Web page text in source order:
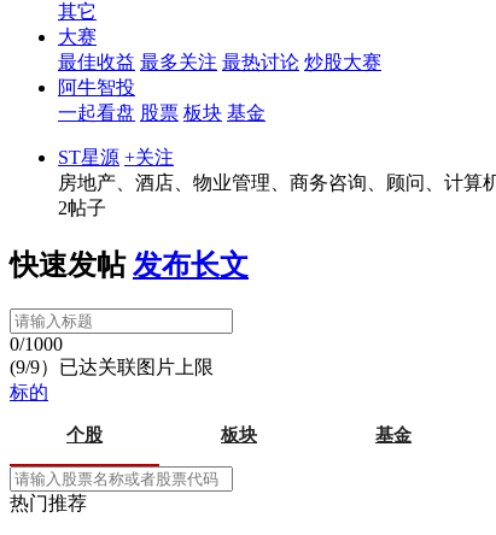
其它
大赛
最佳收益 最多关注 最热讨论 炒股大赛
阿牛智投
一起看盘 股票 板块 基金
ST星源 +关注
房地产、酒店、物业管理、商务咨询、顾问、计算
2帖子
快速发帖 发布长文
0/1000
(9/9）已达关联图片上限
标的
个股 板块 基金
热门推荐